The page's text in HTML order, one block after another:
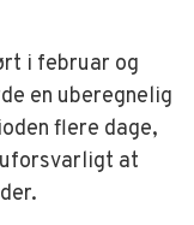
i februar og
en uberegnelig
flere dage,
at